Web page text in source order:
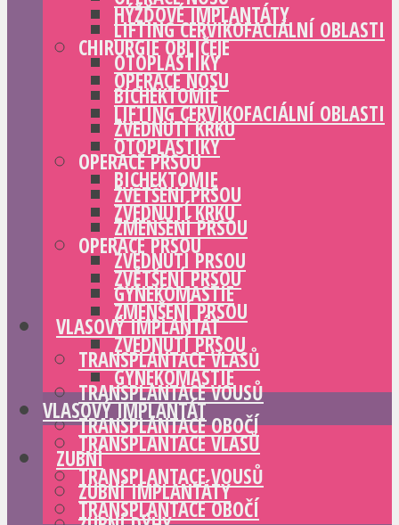
LIFTING CERVIKOFACIÁLNÍ OBLASTI
OTOPLASTIKY
BICHEKTOMIE
ZVEDNUTÍ KRKU
OPERACE PRSOU
ZVĚTŠENÍ PRSOU
ZMENŠENÍ PRSOU
ZVEDNUTÍ PRSOU
GYNEKOMASTIE
VLASOVÝ IMPLANTÁT
TRANSPLANTACE VLASŮ
TRANSPLANTACE VOUSŮ
TRANSPLANTACE OBOČÍ
ZUBNÍ
ZUBNÍ IMPLANTÁTY
HÝŽĎOVÉ IMPLANTÁTY
CHIRURGIE OBLIČEJE
OPERACE NOSU
LIFTING CERVIKOFACIÁLNÍ OBLASTI
OTOPLASTIKY
BICHEKTOMIE
ZVEDNUTÍ KRKU
OPERACE PRSOU
ZVĚTŠENÍ PRSOU
ZMENŠENÍ PRSOU
ZVEDNUTÍ PRSOU
GYNEKOMASTIE
VLASOVÝ IMPLANTÁT
TRANSPLANTACE VLASŮ
TRANSPLANTACE VOUSŮ
TRANSPLANTACE OBOČÍ